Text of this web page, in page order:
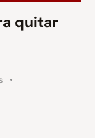
quitar